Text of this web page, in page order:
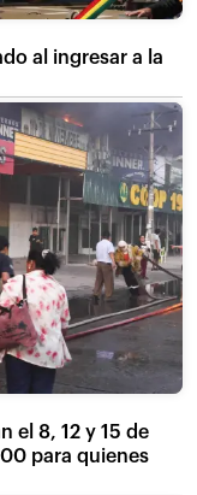
al ingresar a la
el 8, 12 y 15 de
para quienes